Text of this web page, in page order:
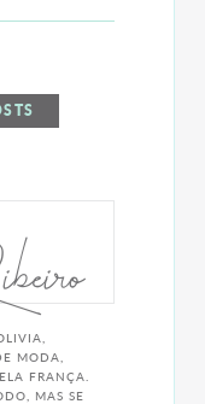
MODA,
FRANÇA.
MAS SE